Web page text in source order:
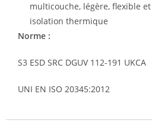
multicouche, légère, flexible
isolation thermique
Norme :
S3 ESD SRC DGUV 112-191 UKCA
UNI EN ISO 20345:2012